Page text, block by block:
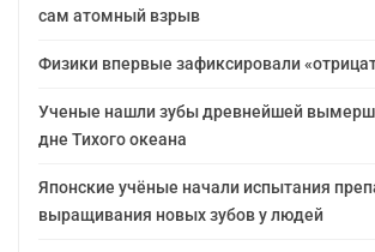
сам атомный взрыв
Физики впервые зафиксировали
Ученые нашли зубы древнейшей
дне Тихого океана
Японские учёные начали испытания
выращивания новых зубов у людей